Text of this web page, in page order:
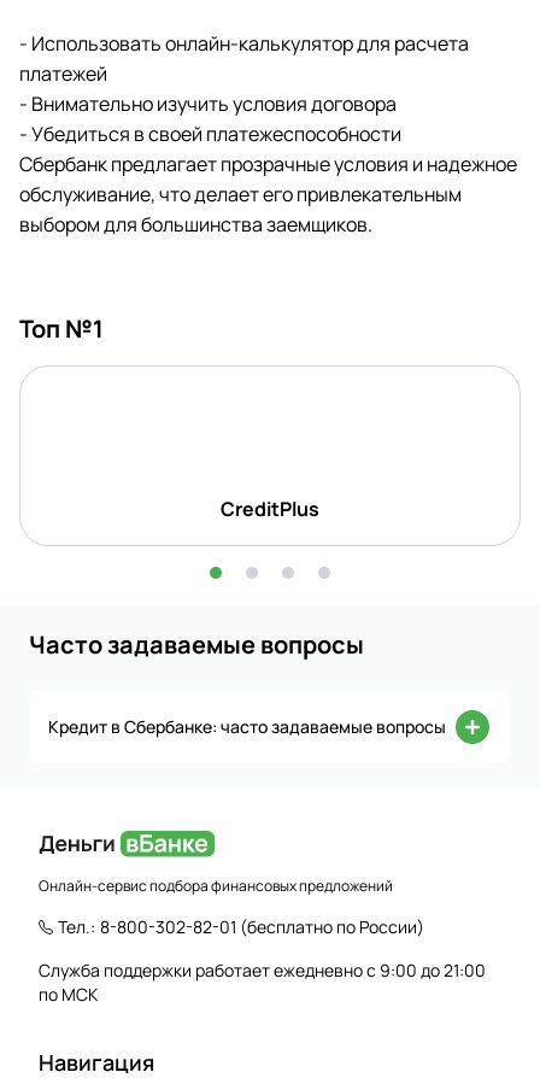
- Использовать онлайн-калькулятор для расчета
платежей
- Внимательно изучить условия договора
- Убедиться в своей платежеспособности
Сбербанк предлагает прозрачные условия и надежное
обслуживание, что делает его привлекательным
выбором для большинства заемщиков.
Топ №1
CreditPlus
Часто задаваемые вопросы
Кредит в Сбербанке: часто задаваемые вопросы
Онлайн-сервис подбора финансовых предложений
Тел.: 8-800-302-82-01 (бесплатно по России)
Служба поддержки работает ежедневно с 9:00 до 21:00
по МСК
Навигация